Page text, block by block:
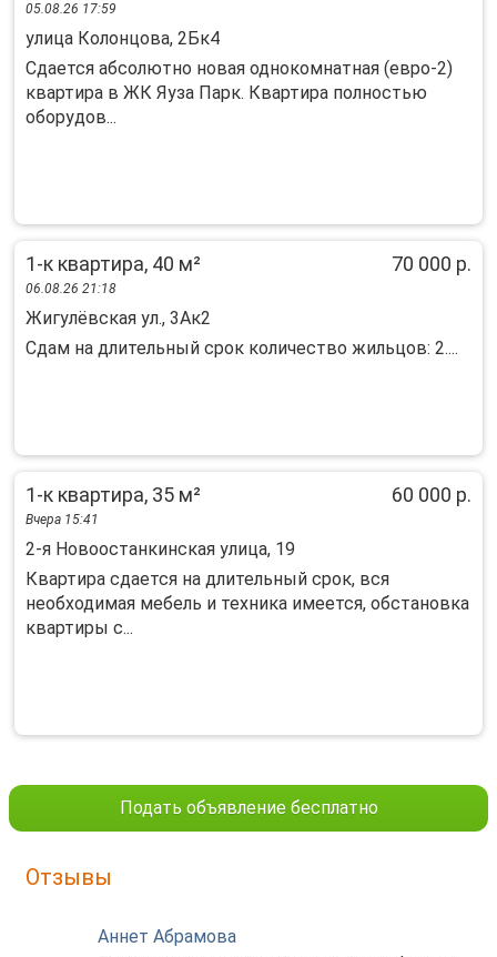
05.08.26 17:59
улица Колонцова, 2Бк4
Сдается абсолютно новая однокомнатная (евро-2)
квартира в ЖК Яуза Парк. Квартира полностью
оборудов...
1-к квартира, 40 м² 70 000 р.
06.08.26 21:18
Жигулёвская ул., 3Ак2
Сдам на длительный срок количество жильцов: 2....
1-к квартира, 35 м² 60 000 р.
Вчера 15:41
2-я Новоостанкинская улица, 19
Квартира сдается на длительный срок, вся
необходимая мебель и техника имеется, обстановка
квартиры с...
Подать объявление бесплатно
Отзывы
Аннет Абрамова